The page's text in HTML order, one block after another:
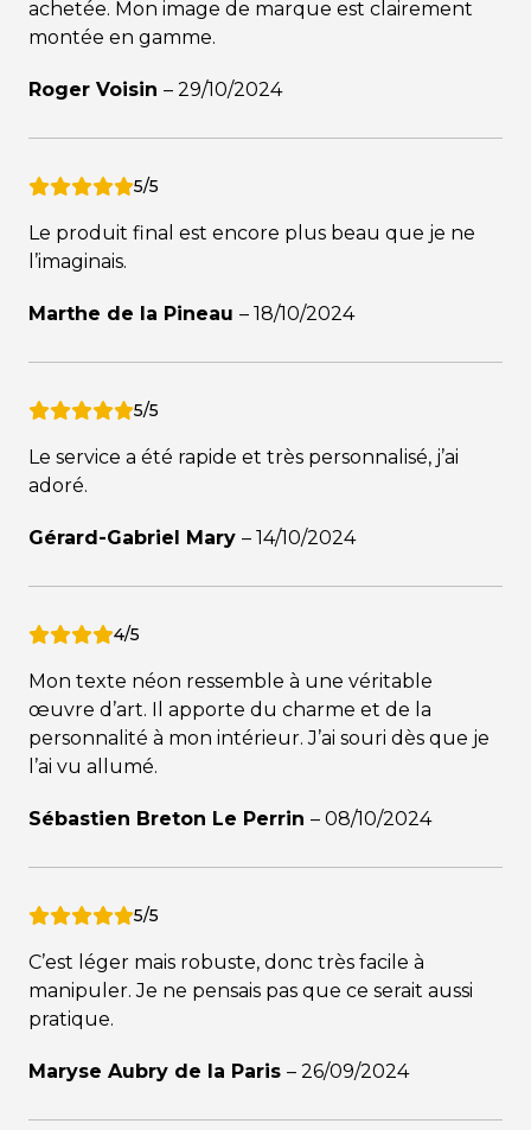
achetée. Mon image de marque est clairement
montée en gamme.
Roger Voisin – 29/10/2024
5/5
Le produit final est encore plus beau que je ne
l’imaginais.
Marthe de la Pineau – 18/10/2024
5/5
Le service a été rapide et très personnalisé, j’ai
adoré.
Gérard-Gabriel Mary – 14/10/2024
4/5
Mon texte néon ressemble à une véritable
œuvre d’art. Il apporte du charme et de la
personnalité à mon intérieur. J’ai souri dès que je
l’ai vu allumé.
Sébastien Breton Le Perrin – 08/10/2024
5/5
C’est léger mais robuste, donc très facile à
manipuler. Je ne pensais pas que ce serait aussi
pratique.
Maryse Aubry de la Paris – 26/09/2024